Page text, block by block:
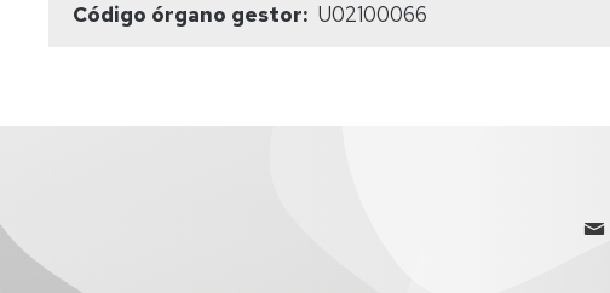
Código órgano gestor
U02100066